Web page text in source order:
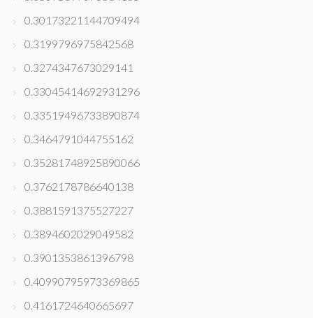
0.30173221144709494
0.3199796975842568
0.3274347673029141
0.33045414692931296
0.33519496733890874
0.3464791044755162
0.35281748925890066
0.3762178786640138
0.3881591375527227
0.3894602029049582
0.3901353861396798
0.40990795973369865
0.4161724640665697